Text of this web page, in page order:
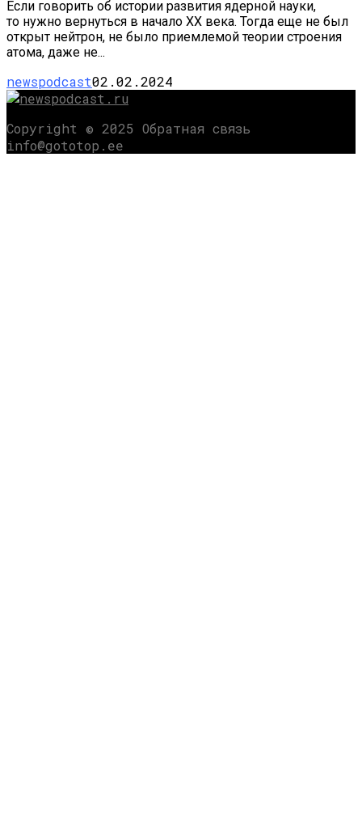
Если говорить об истории развития ядерной науки,
то нужно вернуться в начало XX века. Тогда еще не был
открыт нейтрон, не было приемлемой теории строения
атома, даже не...
newspodcast02.02.2024
Copyright © 2025 Обратная связь
info@gototop.ee